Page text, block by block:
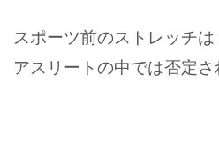
スポーツ前のストレッチは
アスリートの中では否定